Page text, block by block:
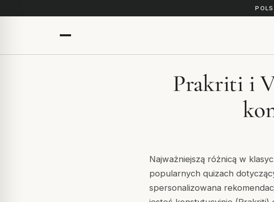
Prakriti i
Najważniejszą różnicą w
popularnych quizach
spersonalizowana